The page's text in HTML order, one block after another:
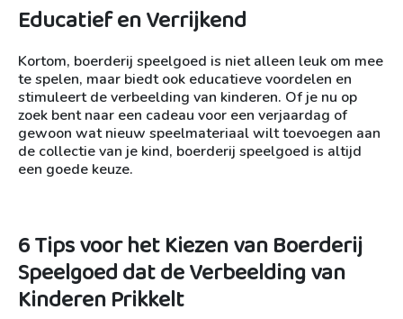
Educatief en Verrijkend
Kortom, boerderij speelgoed is niet alleen leuk om mee
te spelen, maar biedt ook educatieve voordelen en
stimuleert de verbeelding van kinderen. Of je nu op
zoek bent naar een cadeau voor een verjaardag of
gewoon wat nieuw speelmateriaal wilt toevoegen aan
de collectie van je kind, boerderij speelgoed is altijd
een goede keuze.
6 Tips voor het Kiezen van Boerderij
Speelgoed dat de Verbeelding van
Kinderen Prikkelt